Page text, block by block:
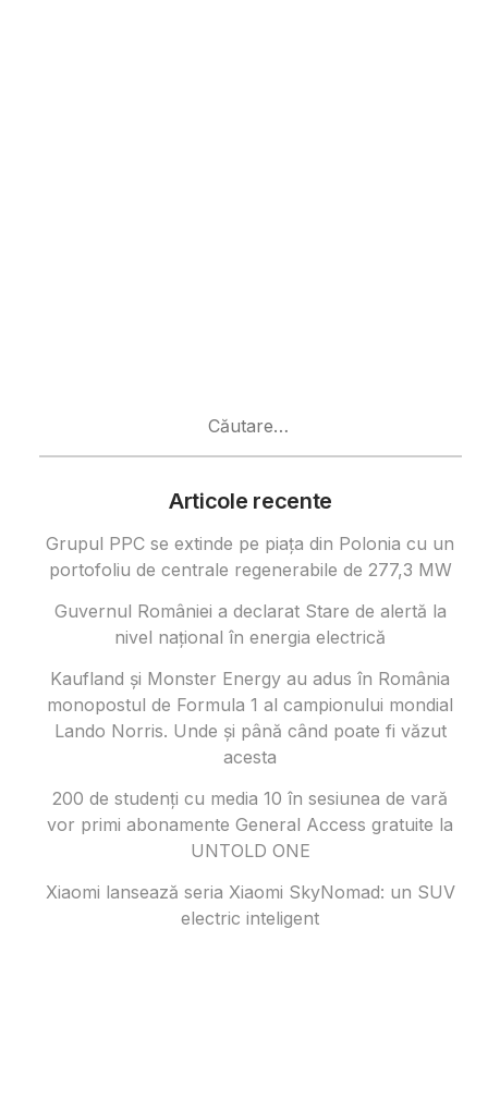
Articole recente
Grupul PPC se extinde pe piața din Polonia cu un
portofoliu de centrale regenerabile de 277,3 MW
Guvernul României a declarat Stare de alertă la
nivel național în energia electrică
Kaufland și Monster Energy au adus în România
monopostul de Formula 1 al campionului mondial
Lando Norris. Unde și până când poate fi văzut
acesta
200 de studenți cu media 10 în sesiunea de vară
vor primi abonamente General Access gratuite la
UNTOLD ONE
Xiaomi lansează seria Xiaomi SkyNomad: un SUV
electric inteligent